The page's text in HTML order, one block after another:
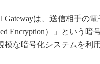
Gatewayは、送信相手の
Encryption）」という
模な暗号化システムを利